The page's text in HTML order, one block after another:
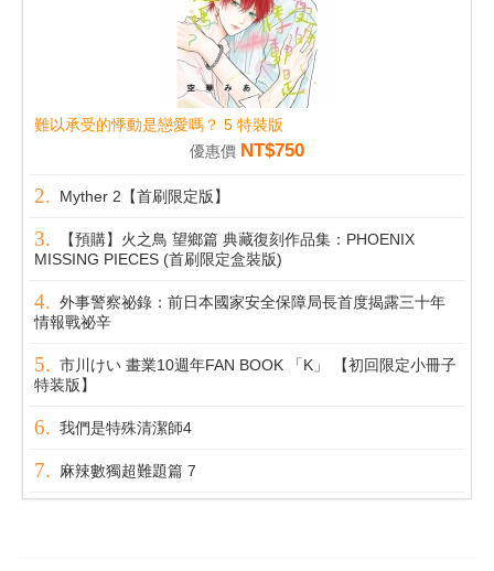
難以承受的悸動是戀愛嗎？ 5 特裝版
優惠價 NT$750
Myther 2【首刷限定版】
【預購】火之鳥 望鄉篇 典藏復刻作品集：PHOENIX
MISSING PIECES (首刷限定盒裝版)
外事警察祕錄：前日本國家安全保障局長首度揭露三十年
情報戰祕辛
市川けい 畫業10週年FAN BOOK 「K」 【初回限定小冊子
特装版】
我們是特殊清潔師4
麻辣數獨超難題篇 7